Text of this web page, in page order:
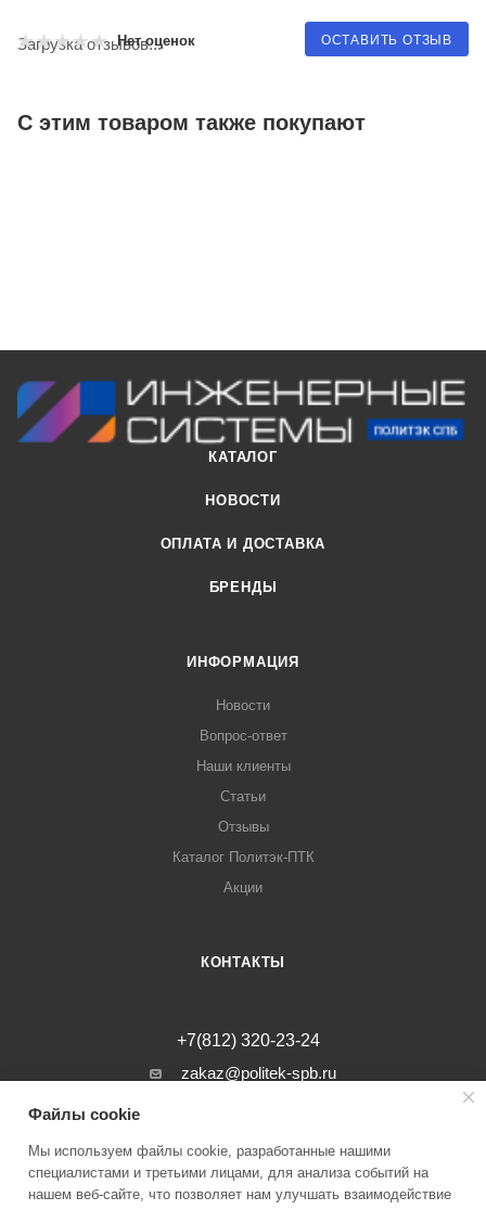
Нет оценок ОСТАВИТЬ ОТЗЫВ
Загрузка отзывов...
С этим товаром также покупают
КАТАЛОГ
НОВОСТИ
ОПЛАТА И ДОСТАВКА
БРЕНДЫ
ИНФОРМАЦИЯ
Новости
Вопрос-ответ
Наши клиенты
Статьи
Отзывы
Каталог Политэк-ПТК
Акции
КОНТАКТЫ
+7(812) 320-23-24
zakaz@politek-spb.ru
г. Санкт-Петербург, Минеральная ул, д.
Файлы cookie
Мы используем файлы cookie, разработанные нашими
специалистами и третьими лицами, для анализа событий на
нашем веб-сайте, что позволяет нам улучшать взаимодействие